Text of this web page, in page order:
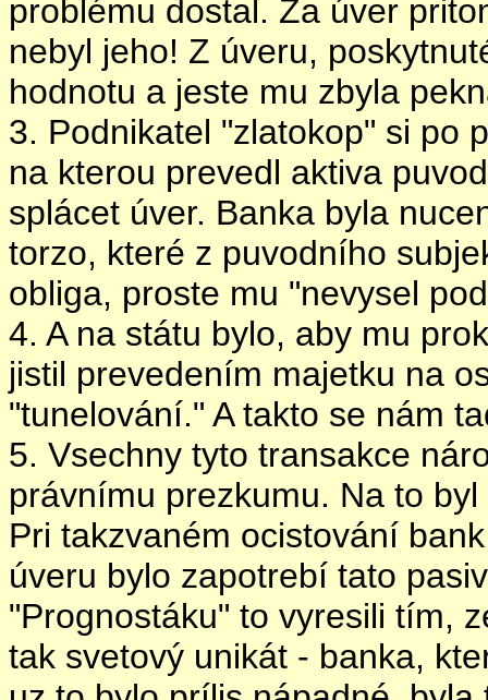
problému dostal. Za úver
nebyl jeho! Z úveru,
hodnotu a jeste mu zbyla
3. Podnikatel "zlatokop" si po
na kterou prevedl aktiva
splácet úver. Banka byla
torzo, které z puvodního
obliga, proste mu "nevysel
4. A na státu bylo, aby mu
jistil prevedením majetku na
"tunelování." A takto se nám
5. Vsechny tyto transakce
právnímu prezkumu. Na to
Pri takzvaném ocistování
úveru bylo zapotrebí tato
"Prognostáku" to vyresili tím,
tak svetový unikát - banka,